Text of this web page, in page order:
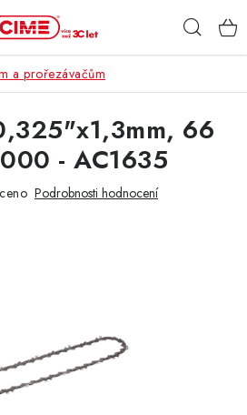
a prořezávačům
66
- AC1635
Podrobnosti hodnocení